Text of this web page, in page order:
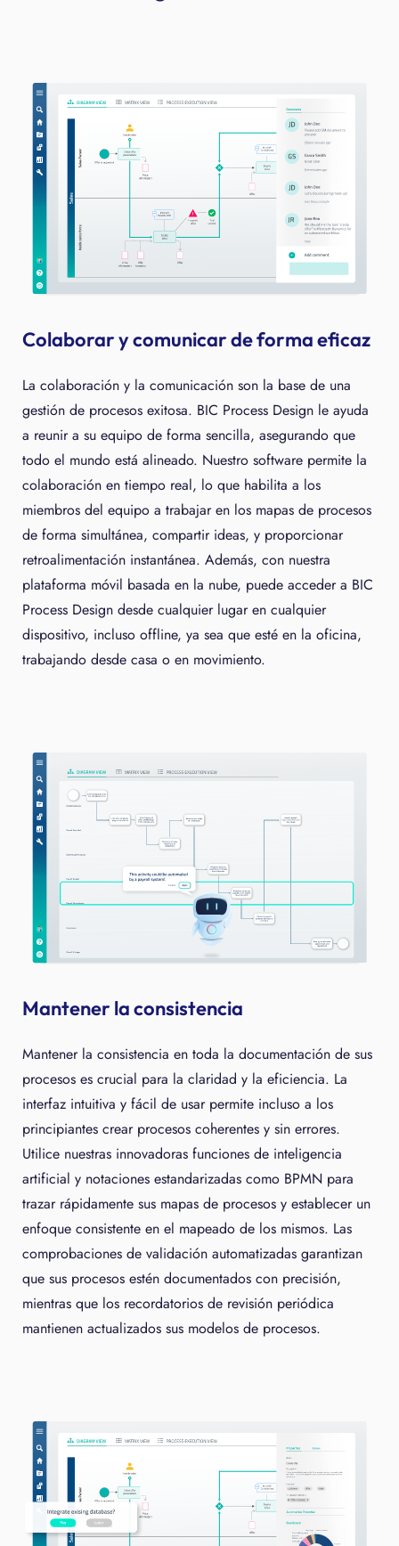
Colaborar y comunicar de forma eficaz
La colaboración y la comunicación son la base de una
gestión de procesos exitosa. BIC Process Design le ayuda
a reunir a su equipo de forma sencilla, asegurando que
todo el mundo está alineado. Nuestro software permite la
colaboración en tiempo real, lo que habilita a los
miembros del equipo a trabajar en los mapas de procesos
de forma simultánea, compartir ideas, y proporcionar
retroalimentación instantánea. Además, con nuestra
plataforma móvil basada en la nube, puede acceder a BIC
Process Design desde cualquier lugar en cualquier
dispositivo, incluso offline, ya sea que esté en la oficina,
trabajando desde casa o en movimiento.
Mantener la consistencia
Mantener la consistencia en toda la documentación de sus
procesos es crucial para la claridad y la eficiencia. La
interfaz intuitiva y fácil de usar permite incluso a los
principiantes crear procesos coherentes y sin errores.
Utilice nuestras innovadoras funciones de inteligencia
artificial y notaciones estandarizadas como BPMN para
trazar rápidamente sus mapas de procesos y establecer un
enfoque consistente en el mapeado de los mismos. Las
comprobaciones de validación automatizadas garantizan
que sus procesos estén documentados con precisión,
mientras que los recordatorios de revisión periódica
mantienen actualizados sus modelos de procesos.